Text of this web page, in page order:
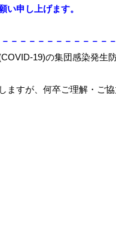
い申し上げます。
－－－－－－－－－－－
19)の集団感染発生防
ますが、何卒ご理解・ご